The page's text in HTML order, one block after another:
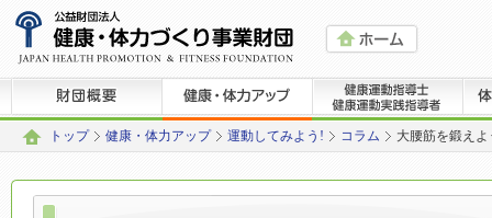
トップ 健康・体力アップ 運動してみよう! コラム 大腰筋を鍛えよ